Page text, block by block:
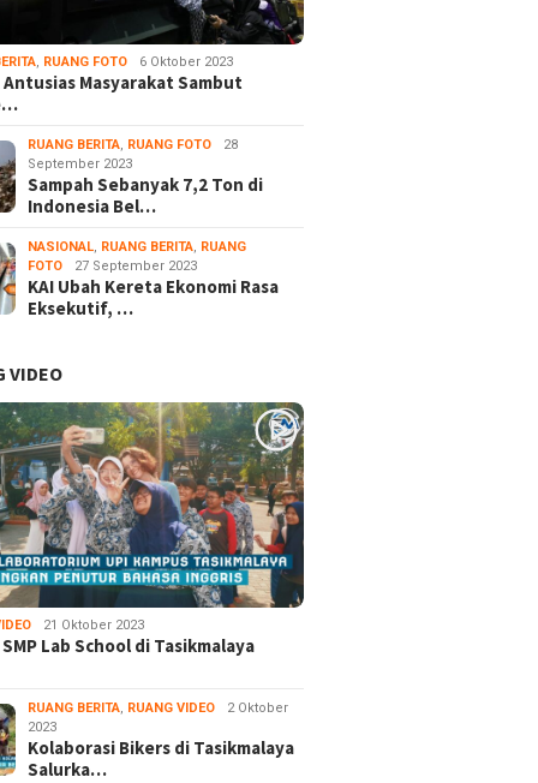
, RUANG FOTO 6 Oktober 2023
Masyarakat Sambut
RUANG BERITA, RUANG FOTO
28
September 2023
Sampah Sebanyak 7,2 Ton di
Indonesia Bel…
NASIONAL, RUANG BERITA, RUANG
FOTO
27 September 2023
KAI Ubah Kereta Ekonomi Rasa
Eksekutif, …
VIDEO
21 Oktober 2023
Lab School di Tasikmalaya
RUANG BERITA, RUANG VIDEO
2 Oktober
2023
Kolaborasi Bikers di Tasikmalaya
Salurka…